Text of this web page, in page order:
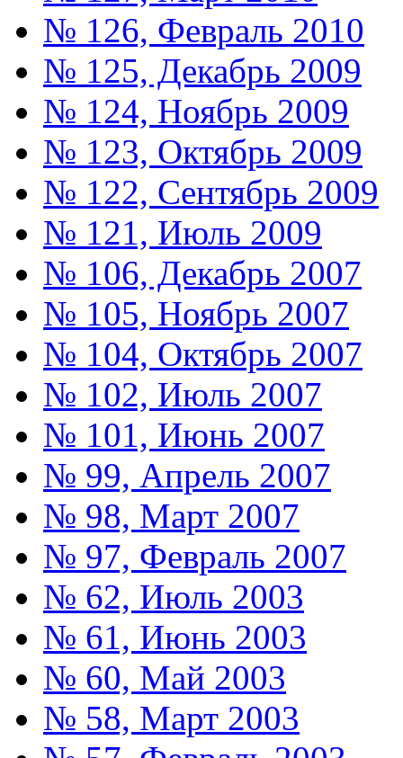
№ 126, Февраль 2010
№ 125, Декабрь 2009
№ 124, Ноябрь 2009
№ 123, Октябрь 2009
№ 122, Сентябрь 2009
№ 121, Июль 2009
№ 106, Декабрь 2007
№ 105, Ноябрь 2007
№ 104, Октябрь 2007
№ 102, Июль 2007
№ 101, Июнь 2007
№ 99, Апрель 2007
№ 98, Март 2007
№ 97, Февраль 2007
№ 62, Июль 2003
№ 61, Июнь 2003
№ 60, Май 2003
№ 58, Март 2003